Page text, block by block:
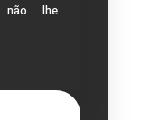
não lhe